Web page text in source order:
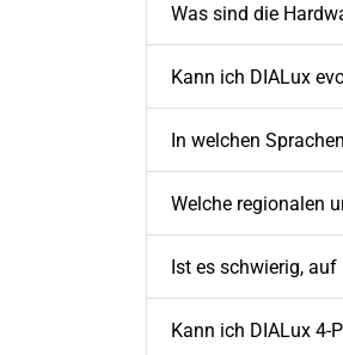
Was sind die
Kann ich DIALux
In welchen
Welche regionalen
Ist es schwierig,
Kann ich DIALux 4-